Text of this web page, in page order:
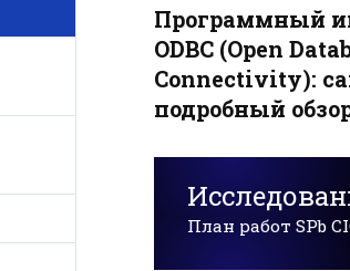
Программный
ODBC (Open
Connectivity):
подробный
План работ SPb